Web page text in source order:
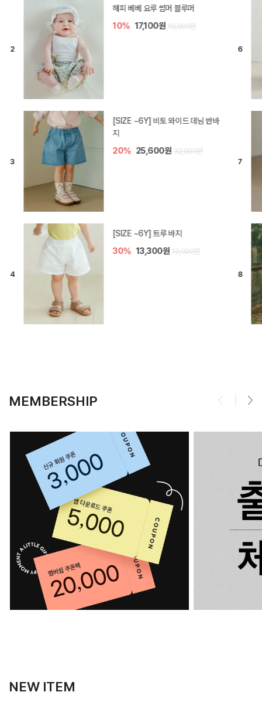
듀이 아기 바지
10% 17,100원 19,000원
[SIZE ~6Y] 라핀 카프리 팬츠
30%
엘로디 니트 아기 바지
20% 16,000원 20,000원
MEMBERSHIP
NEW ITEM